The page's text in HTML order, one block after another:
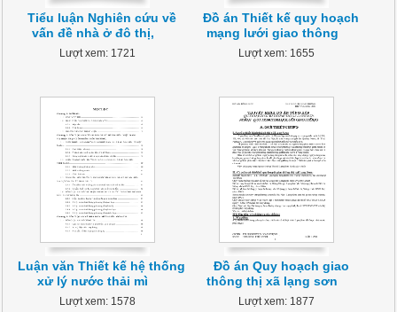
Tiểu luận Nghiên cứu về
vấn đề nhà ở đô thị,
Lượt xem: 1721
Đồ án Thiết kế quy hoạch
mạng lưới giao thông
Lượt xem: 1655
Luận văn Thiết kế hệ thống
xử lý nước thải mì
Lượt xem: 1578
Đồ án Quy hoạch giao
thông thị xã lạng sơn
Lượt xem: 1877